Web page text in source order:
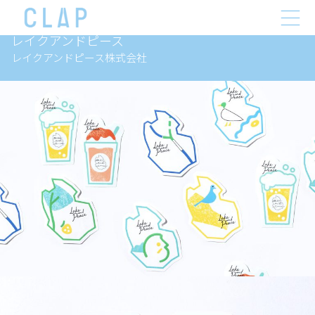
レイクアンドピース
レイクアンドピース株式会社